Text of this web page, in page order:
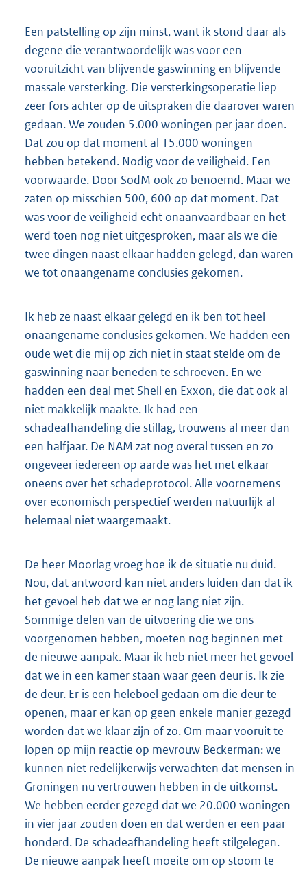
Een patstelling op zijn minst, want ik stond daar als
degene die verantwoordelijk was voor een
vooruitzicht van blijvende gaswinning en blijvende
massale versterking. Die versterkingsoperatie liep
zeer fors achter op de uitspraken die daarover waren
gedaan. We zouden 5.000 woningen per jaar doen.
Dat zou op dat moment al 15.000 woningen
hebben betekend. Nodig voor de veiligheid. Een
voorwaarde. Door SodM ook zo benoemd. Maar we
zaten op misschien 500, 600 op dat moment. Dat
was voor de veiligheid echt onaanvaardbaar en het
werd toen nog niet uitgesproken, maar als we die
twee dingen naast elkaar hadden gelegd, dan waren
we tot onaangename conclusies gekomen.
Ik heb ze naast elkaar gelegd en ik ben tot heel
onaangename conclusies gekomen. We hadden een
oude wet die mij op zich niet in staat stelde om de
gaswinning naar beneden te schroeven. En we
hadden een deal met Shell en Exxon, die dat ook al
niet makkelijk maakte. Ik had een
schadeafhandeling die stillag, trouwens al meer dan
een halfjaar. De NAM zat nog overal tussen en zo
ongeveer iedereen op aarde was het met elkaar
oneens over het schadeprotocol. Alle voornemens
over economisch perspectief werden natuurlijk al
helemaal niet waargemaakt.
De heer Moorlag vroeg hoe ik de situatie nu duid.
Nou, dat antwoord kan niet anders luiden dan dat ik
het gevoel heb dat we er nog lang niet zijn.
Sommige delen van de uitvoering die we ons
voorgenomen hebben, moeten nog beginnen met
de nieuwe aanpak. Maar ik heb niet meer het gevoel
dat we in een kamer staan waar geen deur is. Ik zie
de deur. Er is een heleboel gedaan om die deur te
openen, maar er kan op geen enkele manier gezegd
worden dat we klaar zijn of zo. Om maar vooruit te
lopen op mijn reactie op mevrouw Beckerman: we
kunnen niet redelijkerwijs verwachten dat mensen in
Groningen nu vertrouwen hebben in de uitkomst.
We hebben eerder gezegd dat we 20.000 woningen
in vier jaar zouden doen en dat werden er een paar
honderd. De schadeafhandeling heeft stilgelegen.
De nieuwe aanpak heeft moeite om op stoom te